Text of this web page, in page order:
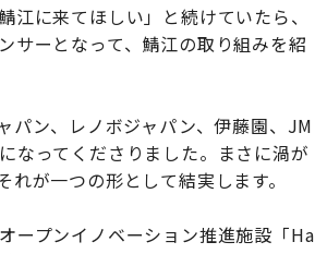
に来てほしい」と続けていたら、
サーとなって、鯖江の取り組みを紹
パン、レノボジャパン、伊藤園、JM
なってくださりました。まさに渦が
が一つの形として結実します。
ープンイノベーション推進施設「Ha